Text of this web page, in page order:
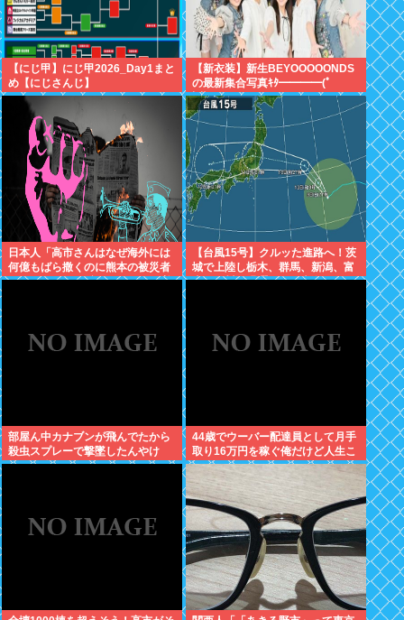
【にじ甲】にじ甲2026_Day1まと
め【にじさんじ】
【新衣装】新生BEYOOOOONDS
の最新集合写真ｷﾀ━━━━(ﾟ
∀ﾟ)━━━━!!
日本人「高市さんはなぜ海外には
何億もばら撒くのに熊本の被災者
には10万円しか渡さないの？」普
【台風15号】クルッた進路へ！茨
城で上陸し栃木、群馬、新潟、富
山、石川を蹂躙して日本海へ
部屋ん中カナブンが飛んでたから
殺虫スプレーで撃墜したんやけ
ど、死体が見つからないんやけど
44歳でウーバー配達員として月手
取り16万円を稼ぐ俺だけど人生こ
んなはずじゃなかったってあと何
回思わないといけないんだよ